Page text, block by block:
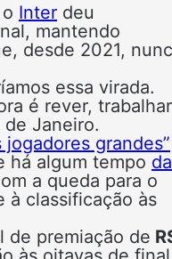
Inter deu
mantendo
desde 2021,
essa virada.
é rever,
Janeiro.
grandes”
há algum tempo
a queda para o
à classificação às
de premiação de